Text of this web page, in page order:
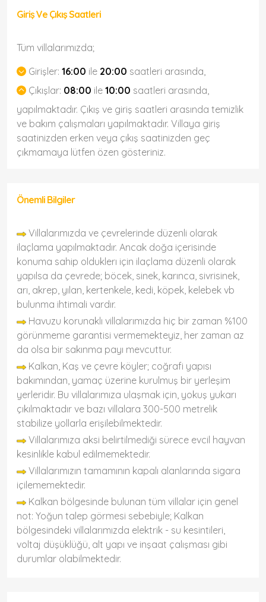
Giriş Ve Çıkış Saatleri
Tüm villalarımızda;
Girişler: 16:00 ile 20:00 saatleri arasında,
Çıkışlar: 08:00 ile 10:00 saatleri arasında,
yapılmaktadır. Çıkış ve giriş saatleri arasında temizlik
ve bakım çalışmaları yapılmaktadır. Villaya giriş
saatinizden erken veya çıkış saatinizden geç
çıkmamaya lütfen özen gösteriniz.
Önemli Bilgiler
Villalarımızda ve çevrelerinde düzenli olarak
ilaçlama yapılmaktadır. Ancak doğa içerisinde
konuma sahip olduklerı için ilaçlama düzenli olarak
yapılsa da çevrede; böcek, sinek, karınca, sivrisinek,
arı, akrep, yılan, kertenkele, kedi, köpek, kelebek vb
bulunma ihtimali vardır.
Havuzu korunaklı villalarımızda hiç bir zaman %100
görünmeme garantisi vermemekteyiz, her zaman az
da olsa bir sakınma payı mevcuttur.
Kalkan, Kaş ve çevre köyler; coğrafi yapısı
bakımından, yamaç üzerine kurulmuş bir yerleşim
yerleridir. Bu villalarımıza ulaşmak için, yokuş yukarı
çıkılmaktadır ve bazı villalara 300-500 metrelik
stabilize yollarla erişilebilmektedir.
Villalarımıza aksi belirtilmediği sürece evcil hayvan
kesinlikle kabul edilmemektedir.
Villalarımızın tamamının kapalı alanlarında sigara
içilememektedir.
Kalkan bölgesinde bulunan tüm villalar için genel
not: Yoğun talep görmesi sebebiyle; Kalkan
bölgesindeki villalarımızda elektrik - su kesintileri,
voltaj düşüklüğü, alt yapı ve inşaat çalışması gibi
durumlar olabilmektedir.